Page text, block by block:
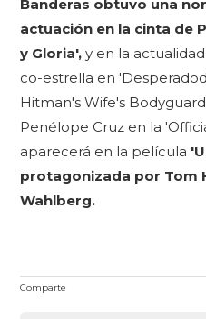
Banderas obtuvo una
actuación en la cinta de
y Gloria', y en la
co-estrella en
Hitman's Wife's
Penélope Cruz en la
aparecerá en la película
protagonizada por Tom
Wahlberg.
Comparte